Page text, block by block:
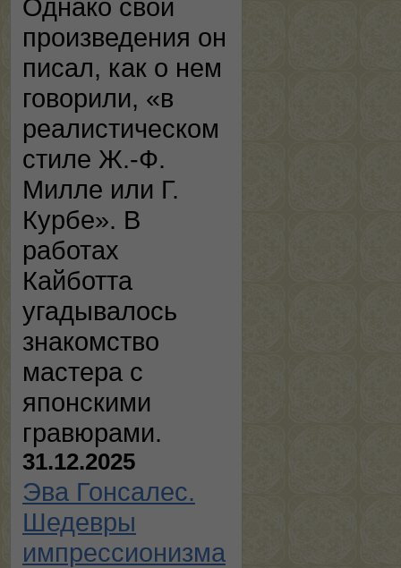
Однако свои
произведения он
писал, как о нем
говорили, «в
реалистическом
стиле Ж.-Ф.
Милле или Г.
Курбе». В
работах
Кайботта
угадывалось
знакомство
мастера с
японскими
гравюрами.
31.12.2025
Эва Гонсалес.
Шедевры
импрессионизма